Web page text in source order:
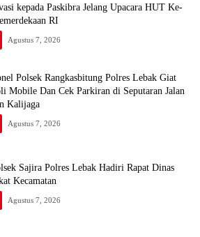
kepada Paskibra Jelang Upacara HUT Ke-
RI
Agustus 7, 2026
Polsek Rangkasbitung Polres Lebak Giat
Mobile Dan Cek Parkiran di Seputaran Jalan
Kalijaga
Agustus 7, 2026
Sajira Polres Lebak Hadiri Rapat Dinas
Kecamatan
Agustus 7, 2026